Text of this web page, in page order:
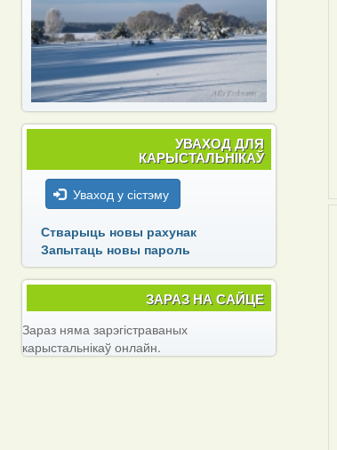
УВАХОД ДЛЯ
КАРЫСТАЛЬНІКАЎ
Уваход у сістэму
Стварыць новы рахунак
Запытаць новы пароль
ЗАРАЗ НА САЙЦЕ
Зараз няма зарэгістраваных
карыстальнікаў онлайн.